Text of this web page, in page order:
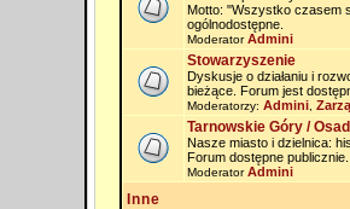
Motto: "Wszystko czasem
ogólnodostępne.
ModeratorAdmini
Stowarzyszenie
Dyskusje o działaniu i
bieżące. Forum jest
Moderatorzy: Admini,
Tarnowskie Góry /
Nasze miasto i dzielnica:
Forum dostępne publicznie.
ModeratorAdmini
Inne